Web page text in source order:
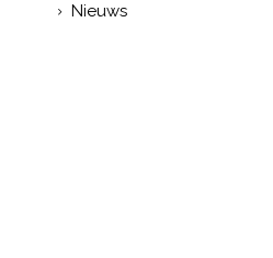
Nieuws